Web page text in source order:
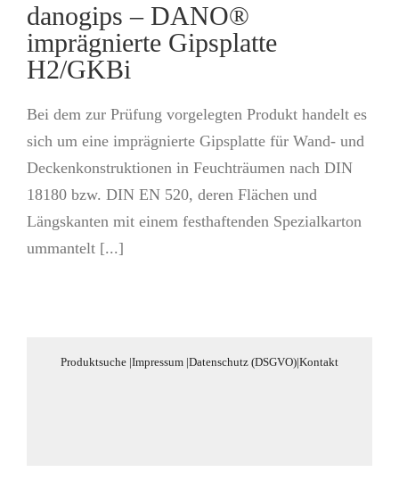
danogips – DANO®
imprägnierte Gipsplatte
H2/GKBi
Bei dem zur Prüfung vorgelegten Produkt handelt es
sich um eine imprägnierte Gipsplatte für Wand- und
Deckenkonstruktionen in Feuchträumen nach DIN
18180 bzw. DIN EN 520, deren Flächen und
Längskanten mit einem festhaftenden Spezialkarton
ummantelt [...]
Produktsuche |Impressum |Datenschutz (DSGVO)|Kontakt